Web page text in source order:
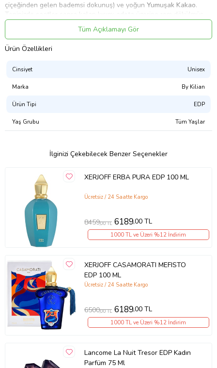
çiçeğinden gelen bademsi dokunuş) ve yoğun Yumuşak Kakao.
Teninizde saatler sonra kalan kısım; adeta üzerine rom dökülmüş,
bitter çikolatalı ve bademli enfes bir tatlıyı andırır.
Ürün Kodu:kcm85049903
Tüm Açıklamayı Gör
Ürün Özellikleri
Cinsiyet Unisex
Marka By Kilian
Ürün Tipi EDP
Yaş Grubu Tüm Yaşlar
İlginizi Çekebilecek Benzer Seçenekler
XERJOFF ERBA PURA EDP 100 ML
Ücretsiz / 24 Saatte Kargo
8459,00 TL 6189,00 TL
1000 TL ve Üzeri %12 İndirim
XERJOFF CASAMORATI MEFISTO
EDP 100 ML
Ücretsiz / 24 Saatte Kargo
6500,00 TL 6189,00 TL
1000 TL ve Üzeri %12 İndirim
Lancome La Nuit Tresor EDP Kadın
Parfüm 75 Ml